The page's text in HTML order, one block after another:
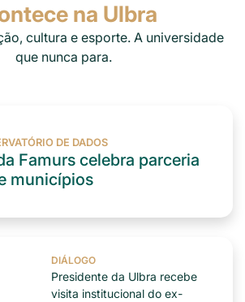
na Ulbra
cultura e esporte. A universidade
que nunca para.
DE DADOS
Famurs celebra parceria
municípios
DIÁLOGO
Presidente da Ulbra recebe
visita institucional do ex-